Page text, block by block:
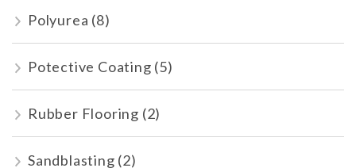
Polyurea (8)
Potective Coating (5)
Rubber Flooring (2)
Sandblasting (2)